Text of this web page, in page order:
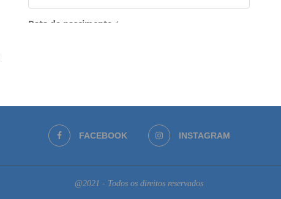
FACEBOOK INSTAGRAM
@2021 - Todos os direitos reservados